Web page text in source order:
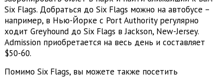
Six Flags. Добраться до Six Flags можно на автобусе –
например, в Нью-Йорке с Port Authority регулярно
ходит Greyhound до Six Flags в Jackson, New-Jersey.
Admission приобретается на весь день и составляет
$50-60.
Помимо Six Flags, вы можете также посетить